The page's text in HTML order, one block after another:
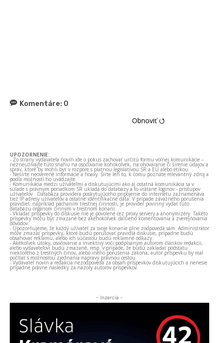
Komentáre: 0
Obnoviť ⭯
UPOZORNENIE:
- Zo strany vydavateľa novín ide o pokus zachovať určitú formu voľnej komunikácie –
nezneužívajte túto snahu na osočovanie kohokoľvek, na ohováranie či šírenie údajov a
správ, ktoré by mohli byť v rozpore s platnou legislatívou SR a EÚ alebo etikou.
- Nešírte neoverené informácie a hoaxy. Šírte len to, k čomu poznáte relevantný zdroj a
podľa možnosti ho uvádzajte.
- Komunikácia medzi užívateľmi a diskutujúcimi ako aj ostatná komunikácia sa v
súlade s právnym poriadkom SR ukladá do databázy a to vrátane loginov - prístupov
užívateľov . Databáza providera poskytujúceho pripojenie do internetu zaznamenáva
tiež IP adresy užívateľov a ostatné identifikačné dáta. V prípade závažného porušenia
pravidiel, napríklad páchaním trestnej činnosti, je provider povinný vydať túto
databázu orgánom činným v trestnom konaní.
- Vkladať príspevky do diskusie nie je povolené cez proxy servery a anonymizéry. Takéto
príspevky môžu byť zmazané bez akéhokoľvek ďalšieho komentovania a zverejňovania
dôvodov.
- Upozorňujeme, že každý užívateľ za svoje konanie plne zodpovedá sám. Administrátor
môže zmazať príspevky, ktoré budú porušovať pravidlá diskusie, prípadne budú
obsahovať reklamu, alebo ich súčasťou budú reklamné odkazy.
- Akékoľvek útoky, osočovanie a invektívy voči podpísaným autorom článkov redakcii,
alebo vydavateľovi budú zmazané, resp. v prípade, že budú zakladať podstatu
niektorého z trestných činov, alebo iného porušenia zákona, autor príspevku by mal
počítať s možnosťou zjednania nápravy právnou cestou.
- Vydavateľ novín a redakcia nezodpovedá za obsah príspevkov diskutujúcich a nenesie
prípadné právne následky za názory autorov príspevkov.
- Inzercia -